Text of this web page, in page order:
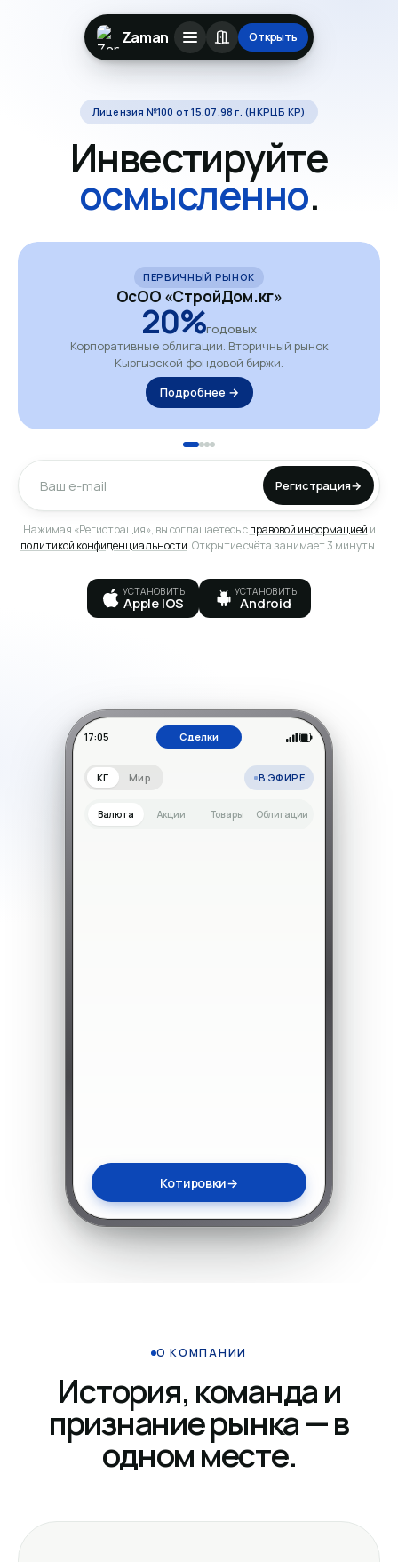
Zaman Открыть
Лицензия №100 от 15.07.98 г. (НКРЦБ КР)
Инвестируйте
осмысленно.
ПЕРВИЧНЫЙ РЫНОК
ОсОО «СтройДом.кг»
20%годовых
Корпоративные облигации. Вторичный рынок
Кыргызской фондовой биржи.
Подробнее →
Регистрация→
Нажимая «Регистрация», вы соглашаетесь справовой информацией и
политикой конфиденциальности. Открытие счёта занимает 3 минуты.
УСТАНОВИТЬ
Apple IOS
УСТАНОВИТЬ
Android
17:05 Сделки
КГ Мир В ЭФИРЕ
Валюта Акции Товары Облигации
Котировки→
О КОМПАНИИ
История, команда и
признание рынка — в
одном месте.